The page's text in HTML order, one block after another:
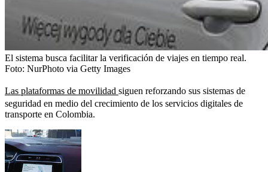
El sistema busca facilitar la verificación de viajes en tiempo real.
Foto: NurPhoto via Getty Images
Las plataformas de movilidad siguen reforzando sus sistemas de
seguridad en medio del crecimiento de los servicios digitales de
transporte en Colombia.